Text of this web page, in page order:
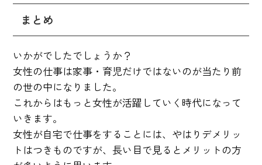
まとめ
いかがでしたでしょうか？
女性の仕事は家事・育児だけではないのが当たり前
の世の中になりました。
これからはもっと女性が活躍していく時代になって
いきます。
女性が自宅で仕事をすることには、やはりデメリッ
トはつきものですが、長い目で見るとメリットの方